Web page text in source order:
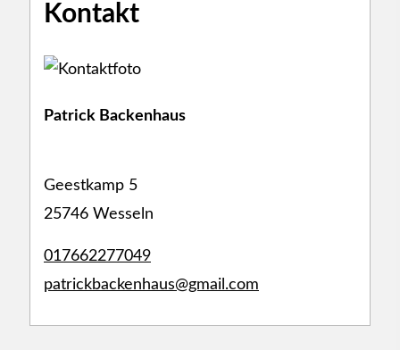
Kontakt
Patrick Backenhaus
Geestkamp 5
25746 Wesseln
017662277049
patrickbackenhaus@gmail.com